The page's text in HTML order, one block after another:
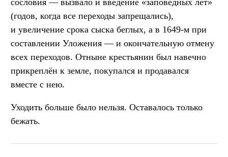
(годов, когда все переходы запрещались),
и увеличение срока сыска беглых, а в 1649-м при
составлении Уложения — и окончательную отмену
всех переходов. Отныне крестьянин был навечно
прикреплён к земле, покупался и продавался
вместе с нею.
Уходить больше было нельзя. Оставалось только
бежать.